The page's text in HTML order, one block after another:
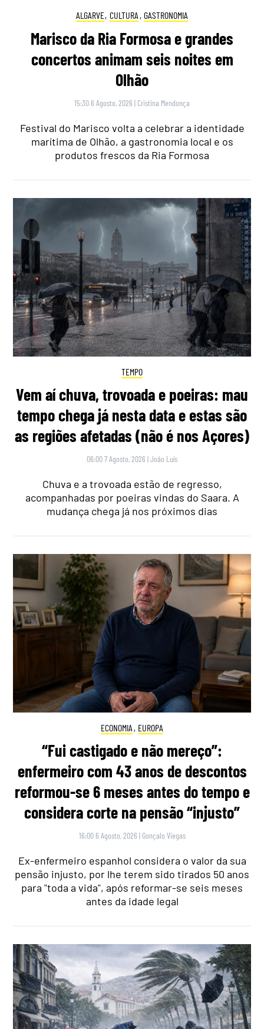
ALGARVE, CULTURA , GASTRONOMIA
Marisco da Ria Formosa e grandes
concertos animam seis noites em
Olhão
15:30 6 Agosto, 2026 | Cristina Mendonça
Festival do Marisco volta a celebrar a identidade
marítima de Olhão, a gastronomia local e os
produtos frescos da Ria Formosa
TEMPO
Vem aí chuva, trovoada e poeiras: mau
tempo chega já nesta data e estas são
as regiões afetadas (não é nos Açores)
06:00 7 Agosto, 2026 |João Luís
Chuva e a trovoada estão de regresso,
acompanhadas por poeiras vindas do Saara. A
mudança chega já nos próximos dias
ECONOMIA , EUROPA
“Fui castigado e não mereço”:
enfermeiro com 43 anos de descontos
reformou-se 6 meses antes do tempo e
considera corte na pensão “injusto”
16:00 6 Agosto, 2026 | Gonçalo Viegas
Ex-enfermeiro espanhol considera o valor da sua
pensão injusto, por lhe terem sido tirados 50 anos
para "toda a vida", após reformar-se seis meses
antes da idade legal